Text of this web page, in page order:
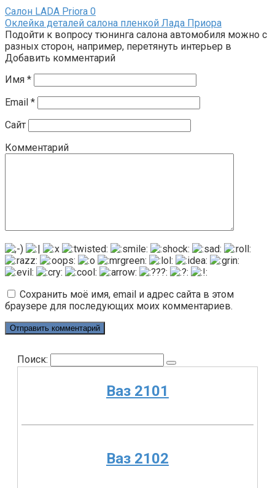
Салон LADA Priora 0
Оклейка деталей салона пленкой Лада Приора
Подойти к вопросу тюнинга салона автомобиля можно с
разных сторон, например, перетянуть интерьер в
Добавить комментарий
Имя *
Email *
Сайт
Комментарий
Сохранить моё имя, email и адрес сайта в этом
браузере для последующих моих комментариев.
Поиск:
Ваз 2101
Ваз 2102